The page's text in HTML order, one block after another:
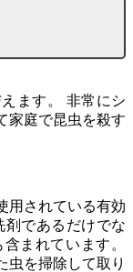
ます。 非常にシ
家庭で昆虫を殺す
用されている有効
剤であるだけでな
まれています。
虫を掃除して取り